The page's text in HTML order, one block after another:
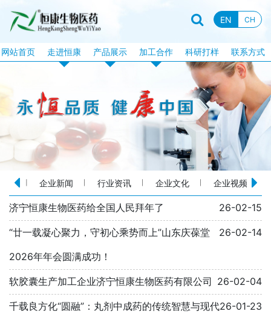
EN CH
网站首页
走进恒康
企业资质
企业新闻
行业资讯
企业文化
企业视频
品牌故事
产品展示
恒康产品
液饮产品
露酒系列
丸剂系列
化妆品系列
消械系列
加工合作
片剂加工
固体饮料加工
软胶囊加工
包衣片加工
口服液体加工
加工目录
丸剂加工
科研打样 联系方式
企业新闻 行业资讯 企业文化 企业视频 品
26-02-15
济宁恒康生物医药给全国人民拜年了
26-02-14
“廿一载凝心聚力，守初心乘势而上”山东庆葆堂
2026年年会圆满成功！
26-02-04
软胶囊生产加工企业济宁恒康生物医药有限公司
26-01-23
千载良方化“圆融”：丸剂中成药的传统智慧与现代